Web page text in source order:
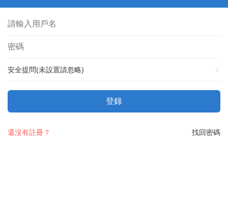
安全提問(未設置請忽略)
登錄
找回密碼
還沒有註冊？